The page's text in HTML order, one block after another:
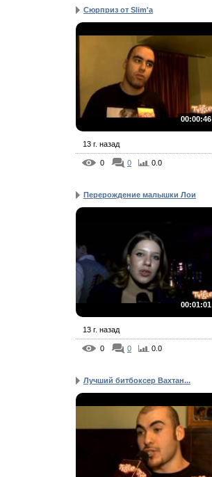
Сюрприз от Slim'а
00:00:46
13 г. назад
0 0 0.0
Перерождение малышки Лои
00:01:01
13 г. назад
0 0 0.0
Лучший битбоксер Вахтан...